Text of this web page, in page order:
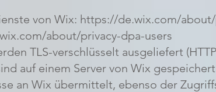
von Wix: https://de.wix.com/
about/privacy-dpa-users
TLS-verschlüsselt ausgeliefert
auf einem Server von Wix
an Wix übermittelt, ebenso der